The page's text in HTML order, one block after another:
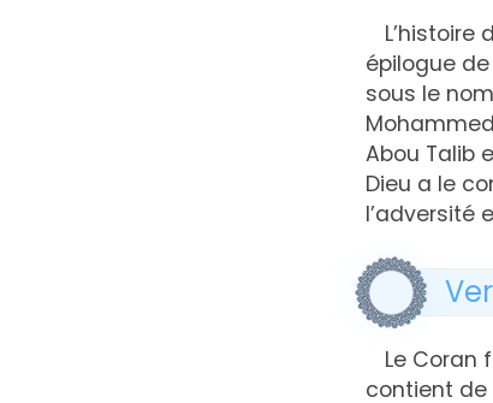
épilogue
sous le
Abou Talib
Dieu a le
l’adversité
Le Coran
contient